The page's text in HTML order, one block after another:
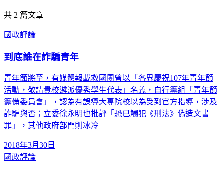
共 2 篇文章
國政評論
到底誰在詐騙青年
青年節將至，有媒體報載救國團曾以「各界慶祝107年青年節
活動，敬請貴校遴派優秀學生代表」名義，自行籌組「青年節
籌備委員會」，認為有誤導大專院校以為受到官方指導，涉及
詐騙與否；立委徐永明也批評「恐已觸犯《刑法》偽造文書
罪」，其他政府部門則冰冷
2018年3月30日
國政評論